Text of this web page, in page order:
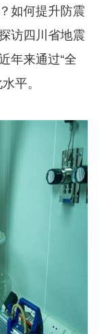
如何提升防震
访四川省地震
年来通过“全
平。